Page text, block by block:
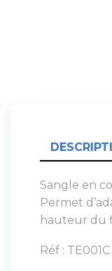
Sangle en
Permet
hauteur du
Réf : TE001C